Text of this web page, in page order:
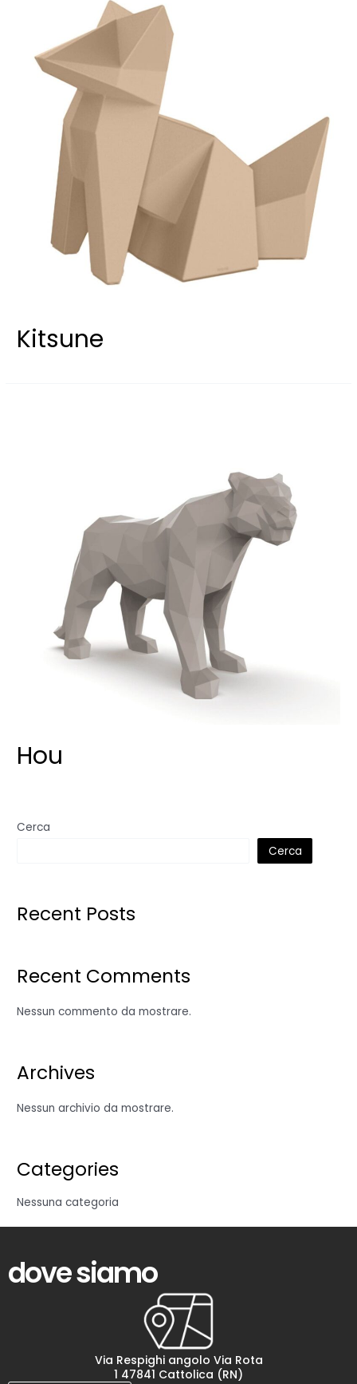
Kitsune
Hou
Cerca
Cerca
Recent Posts
Recent Comments
Nessun commento da mostrare.
Archives
Nessun archivio da mostrare.
Categories
Nessuna categoria
dove siamo
Via Respighi angolo Via Rota
1 47841 Cattolica (RN)